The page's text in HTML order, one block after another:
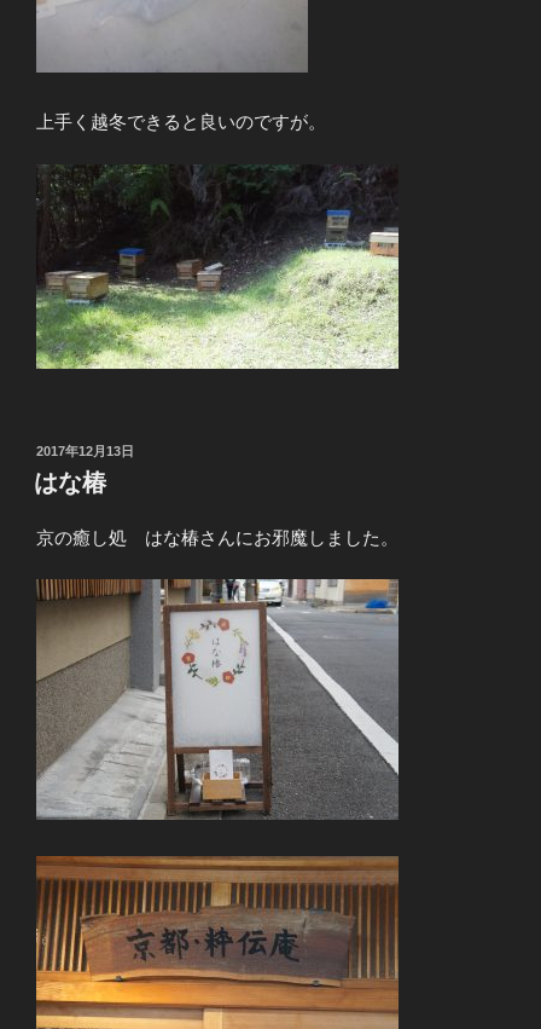
上手く越冬できると良いのですが。
投
稿
日:
2017年12月13日
はな椿
京の癒し処 はな椿さんにお邪魔しました。